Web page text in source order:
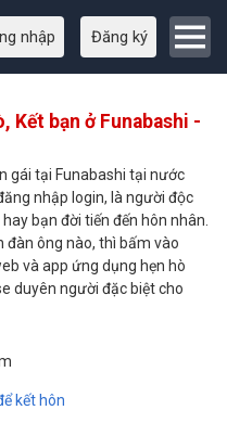
nhập Đăng ký
Kết bạn ở Funabashi -
gái tại Funabashi tại nước
nhập login, là người độc
bạn đời tiến đến hôn nhân.
đàn ông nào, thì bấm vào
và app ứng dụng hẹn hò
duyên người đặc biệt cho
kết hôn